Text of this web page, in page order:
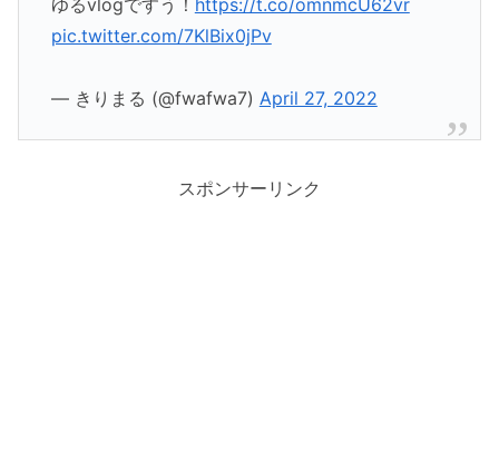
pic.twitter.com/7KlBix0jPv
— きりまる (@fwafwa7) April 27, 2022
スポンサーリンク